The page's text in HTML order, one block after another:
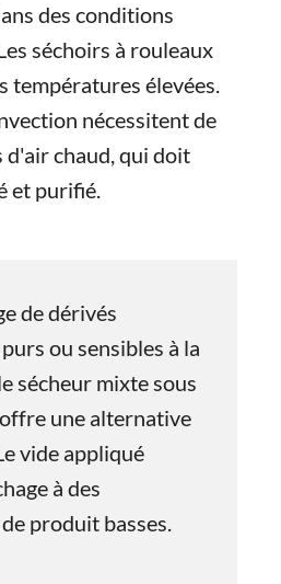
des conditions
séchoirs à rouleaux
températures élevées.
nécessitent de
d'air chaud, qui doit
et purifié.
de dérivés
ou sensibles à la
sécheur mixte sous
offre une alternative
vide appliqué
à des
produit basses.